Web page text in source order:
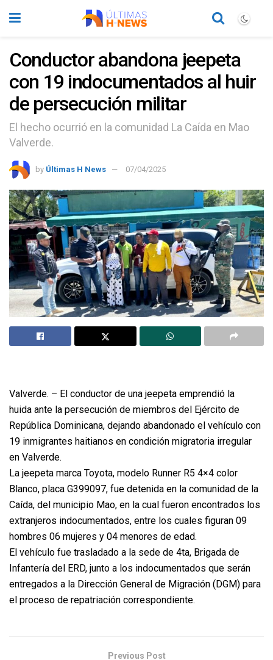
Conductor abandona jeepeta
con 19 indocumentados al huir
de persecución militar
El hecho ocurrió en la comunidad La Caída en Mao
Valverde.
by Últimas H News 07/04/2025
Valverde. – El conductor de una jeepeta emprendió la
huida ante la persecución de miembros del Ejército de
República Dominicana, dejando abandonado el vehículo con
19 inmigrantes haitianos en condición migratoria irregular
en Valverde.
La jeepeta marca Toyota, modelo Runner R5 4×4 color
Blanco, placa G399097, fue detenida en la comunidad de la
Caída, del municipio Mao, en la cual fueron encontrados los
extranjeros indocumentados, entre los cuales figuran 09
hombres 06 mujeres y 04 menores de edad.
El vehículo fue trasladado a la sede de 4ta, Brigada de
Infantería del ERD, junto a los indocumentados que serán
entregados a la Dirección General de Migración (DGM) para
el proceso de repatriación correspondiente.
Previous Post